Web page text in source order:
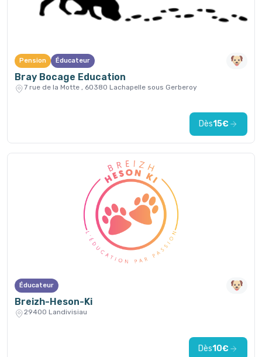
Pension Éducateur
Bray Bocage Education
7 rue de la Motte , 60380 Lachapelle sous Gerberoy
Dès15€
Éducateur
Breizh-Heson-Ki
29400 Landivisiau
Dès10€